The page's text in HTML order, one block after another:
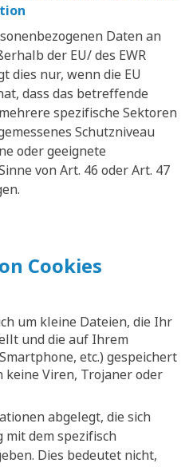
Daten an
der EU/ des EWR
dies nur, wenn die EU
dass das betreffende
spezifische Sektoren
Schutzniveau
oder geeignete
von Art. 46 oder Art. 47
Cookies
um kleine Dateien, die Ihr
und die auf Ihrem
etc.) gespeichert
keine Viren, Trojaner oder
abgelegt, die sich
mit dem spezifisch
Dies bedeutet nicht,